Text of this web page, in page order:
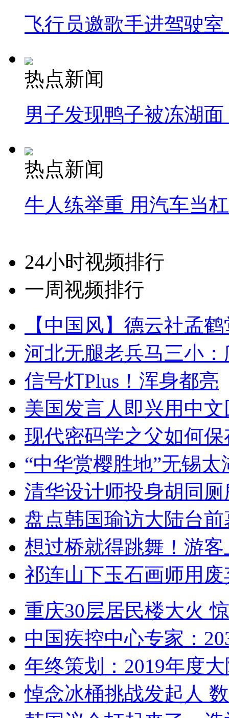
飞行员邀歌手进驾驶
热点新闻
男子发现鸭子被冻湖
热点新闻
牛人练举重 用汽车当
24小时视频排行
一周视频排行
【中国风】德云社孟
河北无腿老兵马三小
信号灯Plus！浑身都亮
美国发言人即兴用中
现代密码学之父如何
“中华赏樱胜地”无锡
清华设计师投身胡同
盘点韩国瑜访大陆台
想过桥就得跳舞！游客
祁连山下玉石画师用
重庆30层居民楼大火
中国疾控中心专家：
年终策划：2019年度
悼念冰桶挑战发起人